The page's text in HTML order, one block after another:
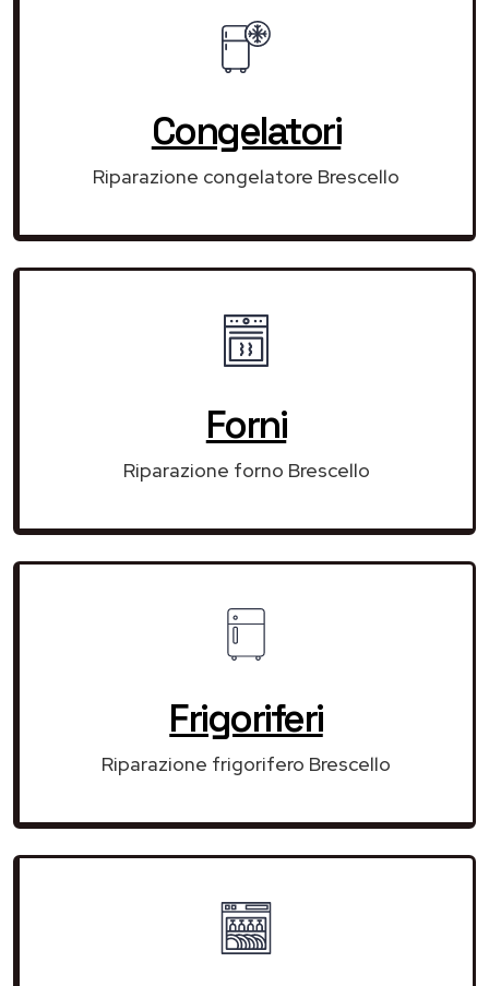
Congelatori
Riparazione congelatore Brescello
Forni
Riparazione forno Brescello
Frigoriferi
Riparazione frigorifero Brescello